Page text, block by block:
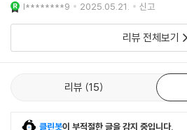
l********9 2025.05.21. 신고
리뷰 전체보기
리뷰 15
클린봇이 부적절한 글을 감지 중입니다.